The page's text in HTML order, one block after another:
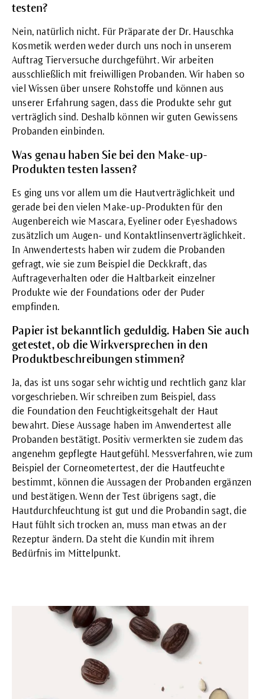
testen?
Nein, natürlich nicht. Für Präparate der Dr. Hauschka
Kosmetik werden weder durch uns noch in unserem
Auftrag Tierversuche durchgeführt. Wir arbeiten
ausschließlich mit freiwilligen Probanden. Wir haben so
viel Wissen über unsere Rohstoffe und können aus
unserer Erfahrung sagen, dass die Produkte sehr gut
verträglich sind. Deshalb können wir guten Gewissens
Probanden einbinden.
Was genau haben Sie bei den Make-up-
Produkten testen lassen?
Es ging uns vor allem um die Hautverträglichkeit und
gerade bei den vielen Make-up-Produkten für den
Augenbereich wie Mascara, Eyeliner oder Eyeshadows
zusätzlich um Augen- und Kontaktlinsenverträglichkeit.
In Anwendertests haben wir zudem die Probanden
gefragt, wie sie zum Beispiel die Deckkraft, das
Auftrageverhalten oder die Haltbarkeit einzelner
Produkte wie der Foundations oder der Puder
empfinden.
Papier ist bekanntlich geduldig. Haben Sie auch
getestet, ob die Wirkversprechen in den
Produktbeschreibungen stimmen?
Ja, das ist uns sogar sehr wichtig und rechtlich ganz klar
vorgeschrieben. Wir schreiben zum Beispiel, dass
die Foundation den Feuchtigkeitsgehalt der Haut
bewahrt. Diese Aussage haben im Anwendertest alle
Probanden bestätigt. Positiv vermerkten sie zudem das
angenehm gepflegte Hautgefühl. Messverfahren, wie zum
Beispiel der Corneometertest, der die Hautfeuchte
bestimmt, können die Aussagen der Probanden ergänzen
und bestätigen. Wenn der Test übrigens sagt, die
Hautdurchfeuchtung ist gut und die Probandin sagt, die
Haut fühlt sich trocken an, muss man etwas an der
Rezeptur ändern. Da steht die Kundin mit ihrem
Bedürfnis im Mittelpunkt.